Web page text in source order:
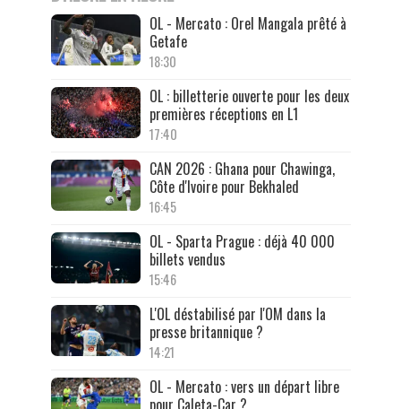
OL - Mercato : Orel Mangala prêté à
Getafe
18:30
OL : billetterie ouverte pour les deux
premières réceptions en L1
17:40
CAN 2026 : Ghana pour Chawinga,
Côte d'Ivoire pour Bekhaled
16:45
OL - Sparta Prague : déjà 40 000
billets vendus
15:46
L'OL déstabilisé par l'OM dans la
presse britannique ?
14:21
OL - Mercato : vers un départ libre
pour Caleta-Car ?